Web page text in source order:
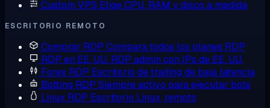
Custom VPS Elige CPU, RAM y disco a medida
ESCRITORIO REMOTO
Comprar RDP Compara todos los planes RDP
RDP en EE. UU. RDP admin con IPs de EE. UU.
Forex RDP Escritorio de trading de baja latencia
Botting RDP Siempre activo para ejecutar bots
Linux RDP Escritorio Linux, remoto